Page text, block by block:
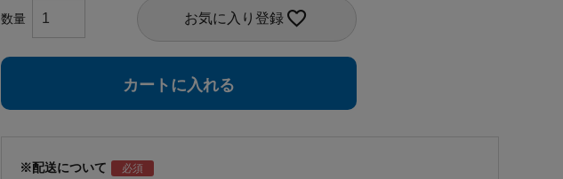
お気に入り登録
カートに入れる
※配送について